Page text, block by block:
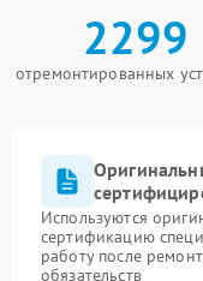
2299
отремонтированных
Используются
сертификацию
работу после
обязательств